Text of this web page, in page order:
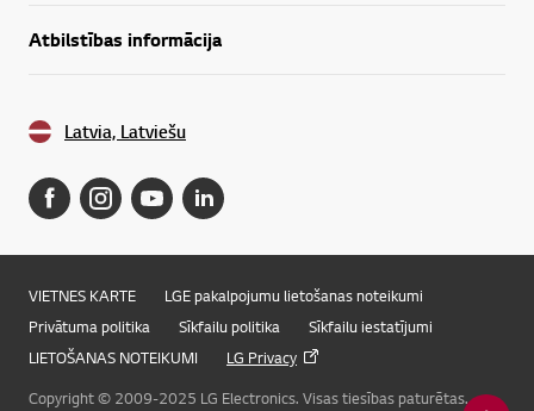
Atbilstības informācija
Latvia, Latviešu
VIETNES KARTE
LGE pakalpojumu lietošanas noteikumi
Privātuma politika
Sīkfailu politika
Sīkfailu iestatījumi
LIETOŠANAS NOTEIKUMI
LG Privacy
Copyright © 2009-2025 LG Electronics. Visas tiesības paturētas.